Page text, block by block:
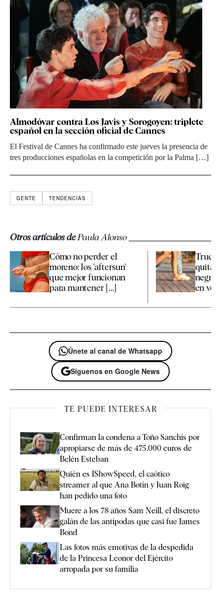
Almodóvar contra Los Javis y Sorogoyen: triplete
español en la sección oficial de Cannes
El Festival de Cannes ha confirmado este jueves la presencia de
tres producciones españolas en la competición por la Palma […]
GENTE TENDENCIAS
Otros artículos dePaula Alonso
Cómo no perder el
moreno: los 'aftersun'
que mejor funcionan
para mantener [...]
quitar
en
Únete al canal de Whatsapp
Síguenos en Google News
TE PUEDE INTERESAR
Confirman la condena a Toño Sanchís por
apropiarse de más de 475.000 euros de
Belén Esteban
Quién es IShowSpeed, el caótico
streamer al que Ana Botín y Juan Roig
han pedido una foto
Muere a los 78 años Sam Neill, el discreto
galán de las antípodas que casi fue James
Bond
Las fotos más emotivas de la despedida
de la Princesa Leonor del Ejército
arropada por su familia